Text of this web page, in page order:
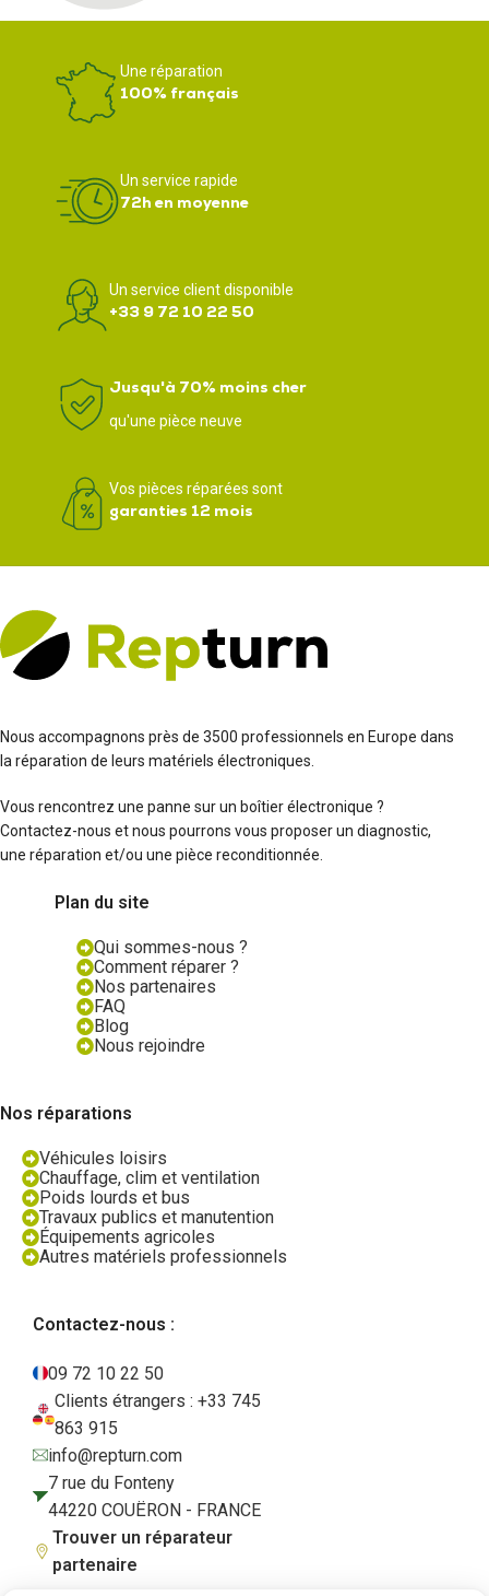
Une réparation
100% français
Un service rapide
72h en moyenne
Un service client disponible
+33 9 72 10 22 50
Jusqu'à 70% moins cher
qu'une pièce neuve
Vos pièces réparées sont
garanties 12 mois
Nous accompagnons près de 3500 professionnels en Europe dans
la réparation de leurs matériels électroniques.
Vous rencontrez une panne sur un boîtier électronique ?
Contactez-nous et nous pourrons vous proposer un diagnostic,
une réparation et/ou une pièce reconditionnée.
Plan du site
Qui sommes-nous ?
Comment réparer ?
Nos partenaires
FAQ
Blog
Nous rejoindre
Nos réparations
Véhicules loisirs
Chauffage, clim et ventilation
Poids lourds et bus
Travaux publics et manutention
Équipements agricoles
Autres matériels professionnels
Contactez-nous :
09 72 10 22 50
Clients étrangers : +33 745
863 915
info@repturn.com
7 rue du Fonteny
44220 COUËRON - FRANCE
Trouver un réparateur
partenaire